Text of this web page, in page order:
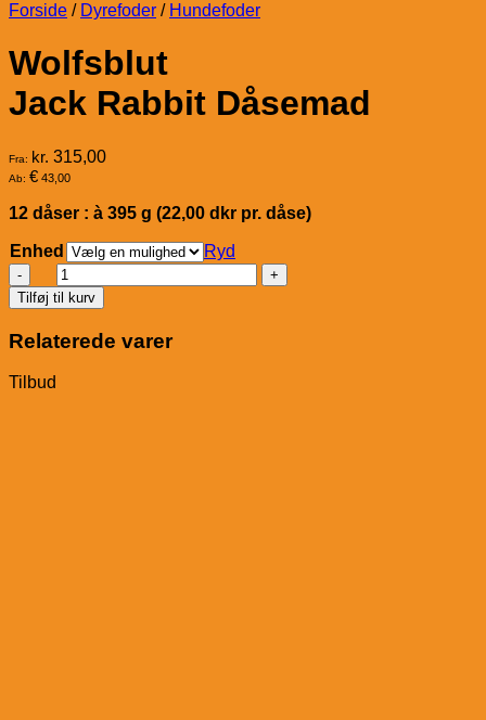
Forside / Dyrefoder / Hundefoder
Wolfsblut
Jack Rabbit Dåsemad
Fra: kr. 315,00
Ab: € 43,00
12 dåser : à 395 g (22,00 dkr pr. dåse)
Enhed
Ryd
Wolfsblut
Jack
Rabbit
Dåsemad
antal
Tilføj til kurv
Relaterede varer
Tilbud